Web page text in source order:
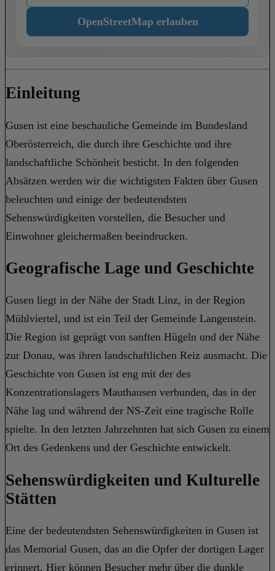
OpenStreetMap erlauben
Einleitung
Gusen ist eine beschauliche Gemeinde im Bundesland
Oberösterreich, die durch ihre Geschichte und ihre
landschaftliche Schönheit besticht. In den folgenden
Absätzen werden wir die wichtigsten Fakten über Gusen
beleuchten und einige der bedeutendsten
Sehenswürdigkeiten vorstellen, die Besucher und
Einwohner gleichermaßen beeindrucken.
Geografische Lage und Geschichte
Gusen liegt in der Nähe der Stadt Linz, in der Region
Mühlviertel, und ist ein Teil der Gemeinde Langenstein.
Die Region ist geprägt von sanften Hügeln und der Nähe
zur Donau, was ihren landschaftlichen Reiz ausmacht. Die
Geschichte von Gusen ist eng mit der des
Konzentrationslagers Mauthausen verbunden, das in der
Nähe lag und während der NS-Zeit eine tragische Rolle
spielte. In den letzten Jahrzehnten hat sich Gusen zu einem
Ort des Gedenkens und der Geschichte entwickelt.
Sehenswürdigkeiten und Kulturelle
Stätten
Eine der bedeutendsten Sehenswürdigkeiten in Gusen ist
das Memorial Gusen, das an die Opfer der dortigen Lager
erinnert. Hier können Besucher mehr über die dunkle